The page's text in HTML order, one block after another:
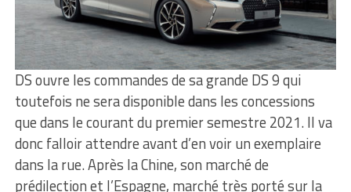
DS ouvre les commandes de sa grande DS 9 qui
toutefois ne sera disponible dans les concessions
que dans le courant du premier semestre 2021. Il va
donc falloir attendre avant d’en voir un exemplaire
dans la rue. Après la Chine, son marché de
prédilection et l’Espagne, marché très porté sur la